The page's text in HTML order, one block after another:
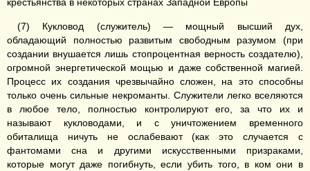
(7) Кукловод (служитель) — мощный высший дух,
обладающий полностью развитым свободным разумом (при
создании внушается лишь стопроцентная верность создателю),
огромной энергетической мощью и даже собственной магией.
Процесс их создания чрезвычайно сложен, на это способны
только очень сильные некроманты. Служители легко вселяются
в любое тело, полностью контролируют его, за что их и
называют кукловодами, и с уничтожением временного
обиталища ничуть не ослабевают (как это случается с
фантомами сна и другими искусственными призраками,
которые могут даже погибнуть, если убить того, в ком они в